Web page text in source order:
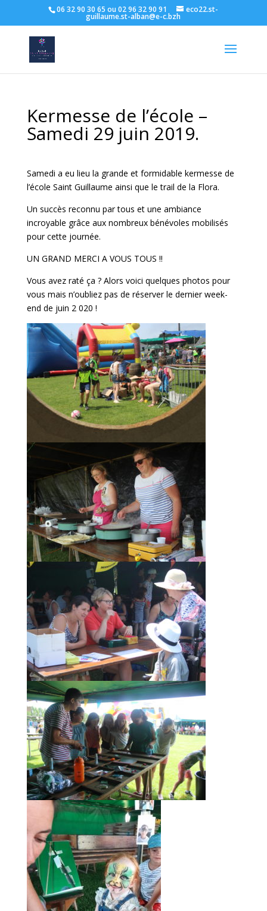
06 32 90 30 65 ou 02 96 32 90 91 eco22.st-
guillaume.st-alban@e-c.bzh
Kermesse de l’école –
Samedi 29 juin 2019.
Samedi a eu lieu la grande et formidable kermesse de
l’école Saint Guillaume ainsi que le trail de la Flora.
Un succès reconnu par tous et une ambiance
incroyable grâce aux nombreux bénévoles mobilisés
pour cette journée.
UN GRAND MERCI A VOUS TOUS !!
Vous avez raté ça ? Alors voici quelques photos pour
vous mais n’oubliez pas de réserver le dernier week-
end de juin 2 020 !